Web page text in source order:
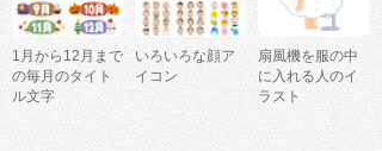
1月から12月まで
の毎月のタイト
ル文字
いろいろな顔ア
イコン
扇風機を服の中
に入れる人のイ
ラスト